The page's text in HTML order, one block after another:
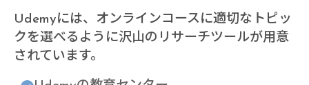
Udemyには、オンラインコースに適切なトピッ
クを選べるように沢山のリサーチツールが用意
されています。